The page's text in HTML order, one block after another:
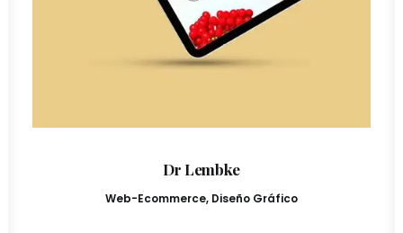
Dr Lembke
Web-Ecommerce, Diseño Gráfico